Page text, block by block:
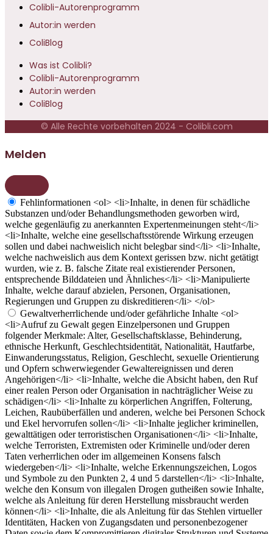
Colibli-Autorenprogramm
Autor:in werden
ColiBlog
Was ist Colibli?
Colibli-Autorenprogramm
Autor:in werden
ColiBlog
© Alle Rechte vorbehalten 2024 - Colibli.com
Melden
Fehlinformationen <ol> <li>Inhalte, in denen für schädliche
Substanzen und/oder Behandlungsmethoden geworben wird,
welche gegenläufig zu anerkannten Expertenmeinungen steht</li>
<li>Inhalte, welche eine gesellschaftsstörende Wirkung erzeugen
sollen und dabei nachweislich nicht belegbar sind</li> <li>Inhalte,
welche nachweislich aus dem Kontext gerissen bzw. nicht getätigt
wurden, wie z. B. falsche Zitate real existierender Personen,
entsprechende Bilddateien und Ähnliches</li> <li>Manipulierte
Inhalte, welche darauf abzielen, Personen, Organisationen,
Regierungen und Gruppen zu diskreditieren</li> </ol>
Gewaltverherrlichende und/oder gefährliche Inhalte <ol>
<li>Aufruf zu Gewalt gegen Einzelpersonen und Gruppen
folgender Merkmale: Alter, Gesellschaftsklasse, Behinderung,
ethnische Herkunft, Geschlechtsidentität, Nationalität, Hautfarbe,
Einwanderungsstatus, Religion, Geschlecht, sexuelle Orientierung
und Opfern schwerwiegender Gewaltereignissen und deren
Angehörigen</li> <li>Inhalte, welche die Absicht haben, den Ruf
einer realen Person oder Organisation in nachträglicher Weise zu
schädigen</li> <li>Inhalte zu körperlichen Angriffen, Folterung,
Leichen, Raubüberfällen und anderen, welche bei Personen Schock
und Ekel hervorrufen sollen</li> <li>Inhalte jeglicher kriminellen,
gewalttätigen oder terroristischen Organisationen</li> <li>Inhalte,
welche Terroristen, Extremisten oder Kriminelle und/oder deren
Taten verherrlichen oder im allgemeinen Konsens falsch
wiedergeben</li> <li>Inhalte, welche Erkennungszeichen, Logos
und Symbole zu den Punkten 2, 4 und 5 darstellen</li> <li>Inhalte,
welche den Konsum von illegalen Drogen gutheißen sowie Inhalte,
welche als Anleitung für deren Herstellung missbraucht werden
können</li> <li>Inhalte, die als Anleitung für das Stehlen virtueller
Identitäten, Hacken von Zugangsdaten und personenbezogener